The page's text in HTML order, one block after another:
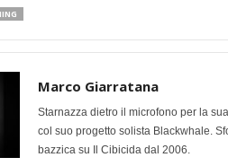
Marco Giarratana
Starnazza dietro il microfono per la
col suo progetto solista Blackwhale.
bazzica su Il Cibicida dal 2006.